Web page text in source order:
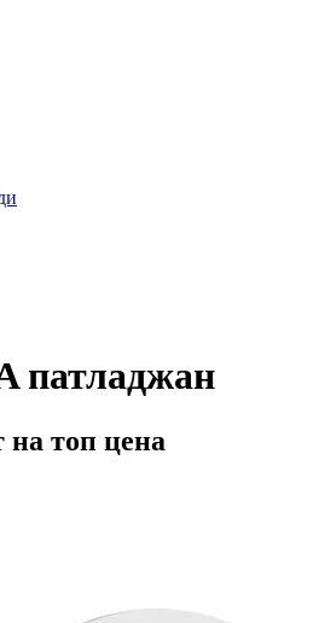
патладжан
топ цена